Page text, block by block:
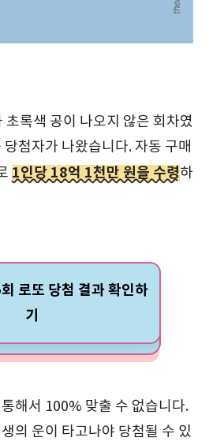
초록색 공이 나오지 않은 회차였
첨자가 나왔습니다. 자동 구매
1인당 18억 1천만 원을 수령하
로또 당첨 결과 확인하
기
해서 100% 맞출 수 없습니다.
의 운이 타고나야 당첨될 수 있